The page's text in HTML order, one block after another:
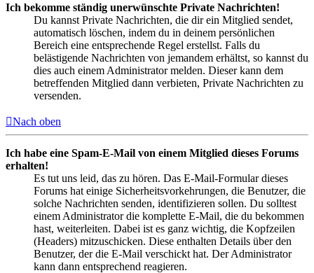
Ich bekomme ständig unerwünschte Private Nachrichten!
Du kannst Private Nachrichten, die dir ein Mitglied sendet,
automatisch löschen, indem du in deinem persönlichen
Bereich eine entsprechende Regel erstellst. Falls du
belästigende Nachrichten von jemandem erhältst, so kannst du
dies auch einem Administrator melden. Dieser kann dem
betreffenden Mitglied dann verbieten, Private Nachrichten zu
versenden.
Nach oben
Ich habe eine Spam-E-Mail von einem Mitglied dieses Forums
erhalten!
Es tut uns leid, das zu hören. Das E-Mail-Formular dieses
Forums hat einige Sicherheitsvorkehrungen, die Benutzer, die
solche Nachrichten senden, identifizieren sollen. Du solltest
einem Administrator die komplette E-Mail, die du bekommen
hast, weiterleiten. Dabei ist es ganz wichtig, die Kopfzeilen
(Headers) mitzuschicken. Diese enthalten Details über den
Benutzer, der die E-Mail verschickt hat. Der Administrator
kann dann entsprechend reagieren.